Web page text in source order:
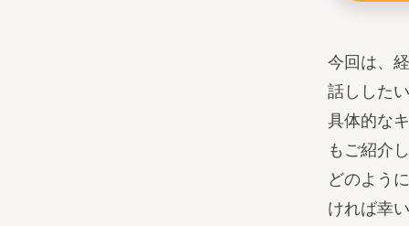
今回は、
話しした
具体的な
もご紹介
どのよう
ければ幸